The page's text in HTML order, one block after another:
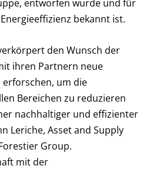
entworfen wurde und für
bekannt ist.
den Wunsch der
ihren Partnern neue
erforschen, um die
Bereichen zu reduzieren
nachhaltiger und effizienter
Leriche, Asset and Supply
Group.
mit der